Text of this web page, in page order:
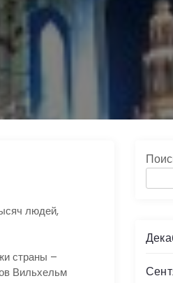
людей,
страны –
Вильхельм